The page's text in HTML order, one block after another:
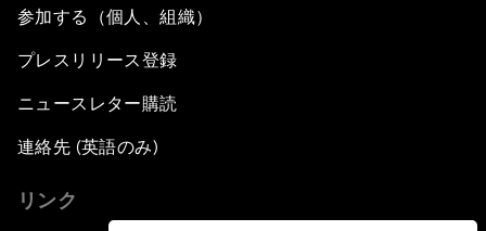
参加する（個人、組織）
プレスリリース登録
ニュースレター購読
連絡先 (英語のみ)
リンク